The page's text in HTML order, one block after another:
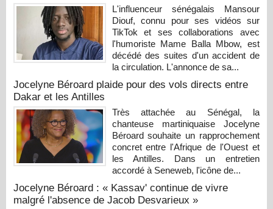
L'influenceur sénégalais Mansour
Diouf, connu pour ses vidéos sur
TikTok et ses collaborations avec
l'humoriste Mame Balla Mbow, est
décédé des suites d'un accident de
la circulation. L'annonce de sa...
Jocelyne Béroard plaide pour des vols directs entre
Dakar et les Antilles
Très attachée au Sénégal, la
chanteuse martiniquaise Jocelyne
Béroard souhaite un rapprochement
concret entre l'Afrique de l'Ouest et
les Antilles. Dans un entretien
accordé à Seneweb, l'icône de...
Jocelyne Béroard : « Kassav' continue de vivre
malgré l'absence de Jacob Desvarieux »